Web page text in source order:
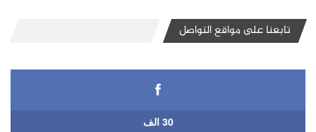
تابعنا على مواقع التواصل
30 الف